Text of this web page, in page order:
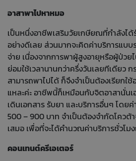
อาสาพาไปหาหมอ
เป็นหนึ่งอาชีพเสริมวัยเกษียณที่กำลังได้
อย่างดีเลย ส่วนมากจะคิดค่าบริการแบบ
จ่าย เนื่องจากการพาผู้สูงอายุหรือผู้ป่วย
ย่อมใช้เวลานานกว่าครึ่งวันเลยทีเดียว
สามารถพาไปได้ ก็จึงจำเป็นต้องเรียกใ
แหละค่ะ อาชีพนี้ก็เหมือนกับจิตอาสานั่น
เดินเอกสาร รับยา และบริการอื่นๆ โดย
500 – 900 บาท จำเป็นต้องจำกัดโควต้
เสมอ เพื่อที่จะได้คำนวณค่าบริการชั่วโม
คอนเทนต์ครีเอเตอร์